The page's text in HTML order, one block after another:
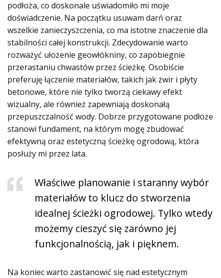
podłoża, co doskonale uświadomiło mi moje
doświadczenie. Na początku usuwam darń oraz
wszelkie zanieczyszczenia, co ma istotne znaczenie dla
stabilności całej konstrukcji. Zdecydowanie warto
rozważyć ułożenie geowłókniny, co zapobiegnie
przerastaniu chwastów przez ścieżkę. Osobiście
preferuję łączenie materiałów, takich jak żwir i płyty
betonowe, które nie tylko tworzą ciekawy efekt
wizualny, ale również zapewniają doskonałą
przepuszczalność wody. Dobrze przygotowane podłoże
stanowi fundament, na którym mogę zbudować
efektywną oraz estetyczną ścieżkę ogrodową, która
posłuży mi przez lata.
Właściwe planowanie i staranny wybór
materiałów to klucz do stworzenia
idealnej ścieżki ogrodowej. Tylko wtedy
możemy cieszyć się zarówno jej
funkcjonalnością, jak i pięknem.
Na koniec warto zastanowić się nad estetycznym